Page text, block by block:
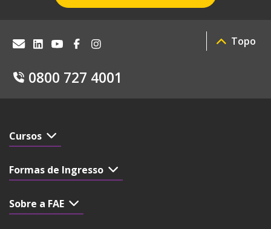
0800 727 4001
Topo
Cursos
Formas de Ingresso
Sobre a FAE